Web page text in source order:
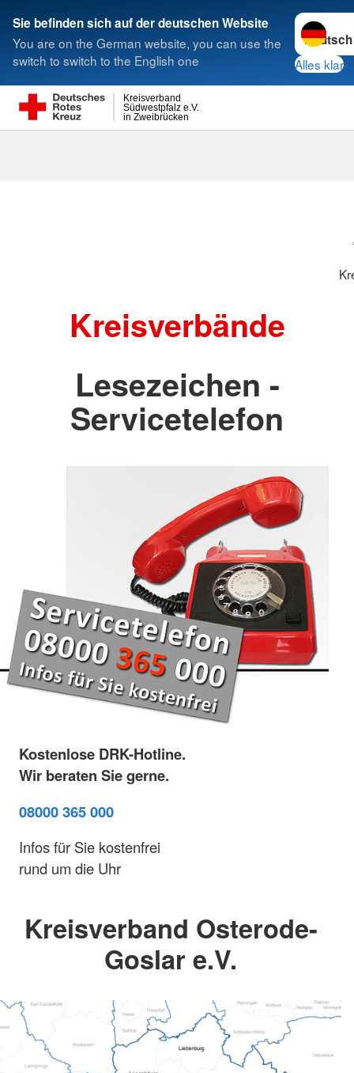
Sie befinden sich auf der deutschen Website
You are on the German website, you can use the
switch to switch to the English one
Sprache
Alles klar
in Zweibrücken
Südwestpfalz e.V.
Kreisverband
Suche
Kreisverbände
Lesezeichen -
Servicetelefon
Kostenlose DRK-Hotline.
Wir beraten Sie gerne.
08000 365 000
Infos für Sie kostenfrei
rund um die Uhr
Kreisverband Osterode-
Goslar e.V.